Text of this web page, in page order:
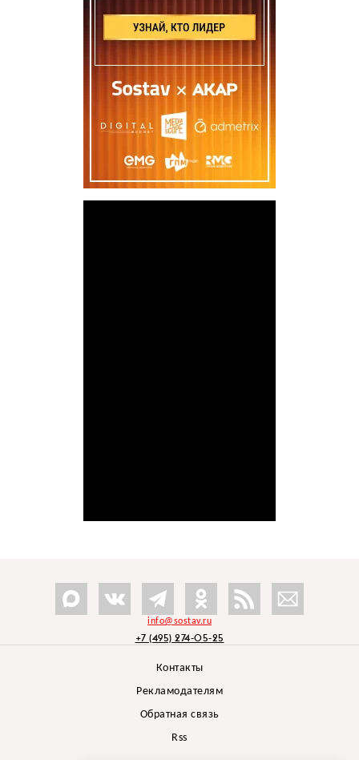
info@sostav.ru
+7 (495) 274-05-25
Контакты
Рекламодателям
Обратная связь
Rss